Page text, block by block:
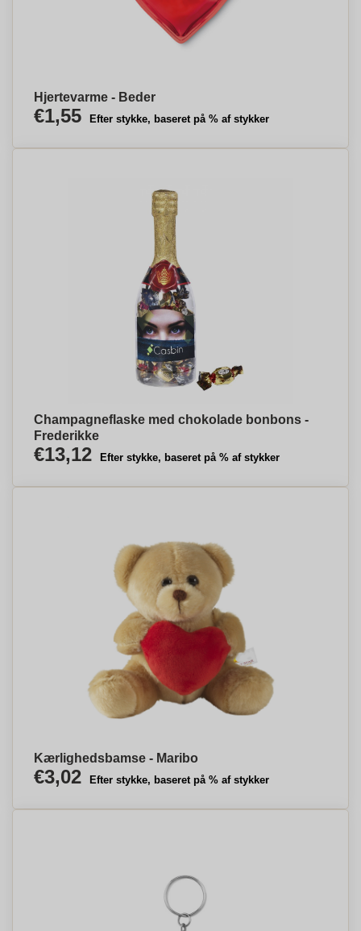
Hjertevarme - Beder
€1,55 Efter stykke, baseret på % af stykker
Champagneflaske med chokolade bonbons -
Frederikke
€13,12 Efter stykke, baseret på % af stykker
Kærlighedsbamse - Maribo
€3,02 Efter stykke, baseret på % af stykker